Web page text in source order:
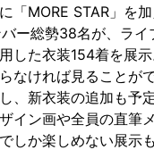
「MORE STAR」を
ー総勢38名が、ライ
した衣装154着を展示
なければ見ることが
、新⾐装の追加も予
イン画や全員の直筆
しか楽しめない展示